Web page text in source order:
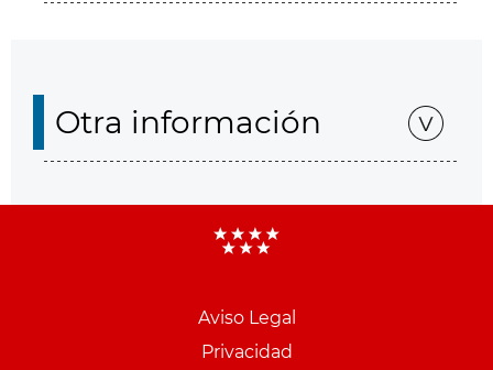
Otra información
Aviso Legal
Privacidad